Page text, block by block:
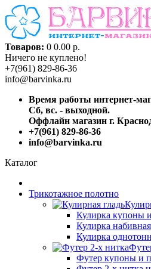
Товаров: 0 0.00 р.
Ничего не куплено!
+7(961) 829-86-36
info@barvinka.ru
Время работы интернет-
Сб, вс. - выходной.
Оффлайн магазин г.
+7(961) 829-86-36
info@barvinka.ru
Каталог
Трикотажное полотно
Кулирка купоны
Кулирка набивная
Кулирка
Футер купоны и